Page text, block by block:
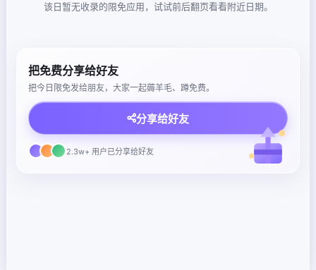
该日暂无收录的限免应用，试试前后翻页看看附近日期。
把免费分享给好友
把今日限免发给朋友，大家一起薅羊毛、蹲免费。
分享给好友
2.3w+ 用户已分享给好友